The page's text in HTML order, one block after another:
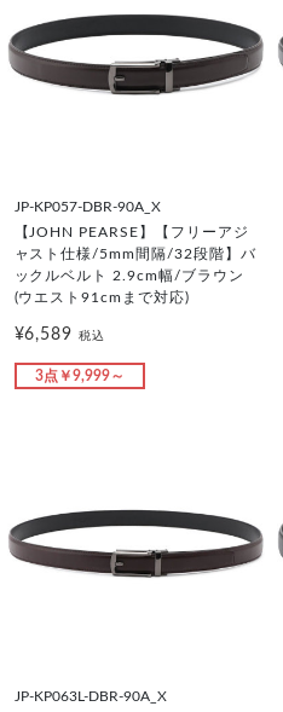
JP-KP057-DBR-90A_X
【JOHN PEARSE】【フリーアジ
ャスト仕様/5mm間隔/32段階】バ
ックルベルト 2.9cm幅/ブラウン
(ウエスト91cmまで対応)
¥6,589税込
3点￥9,999～
JP-KP063L-DBR-90A_X